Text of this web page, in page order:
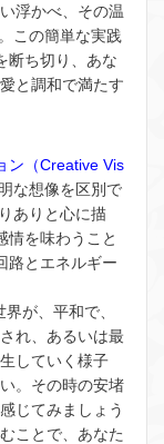
浮かべ、その温
。この簡単な実践
断ち切り、あな
と調和で満たす
ン（Creative Vis
な想像を区別で
ありと心に描
情を味わうこと
路とエネルギー
が、平和で、
れ、あるいは最
していく様子
。その時の安堵
じてみましょう
ことで、あなた